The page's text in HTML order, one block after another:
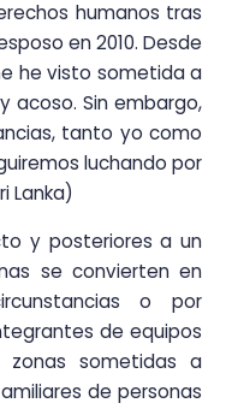
humanos tras
en 2010. Desde
he visto sometida a
acoso. Sin embargo,
tanto yo como
luchando por
Lanka)
y posteriores a un
se convierten en
o por
de equipos
zonas sometidas a
de personas